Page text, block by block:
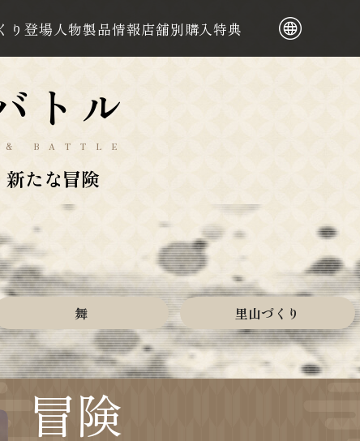
り 登場人物製品情報店舗別購入特典
トル
& BATTLE
たな冒険
舞 里山づくり
冒険